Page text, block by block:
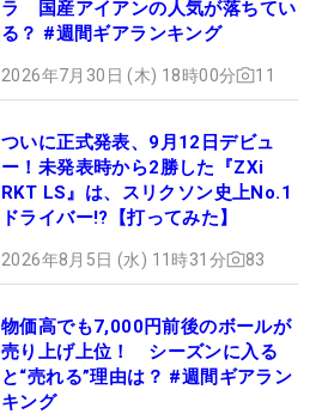
ラ 国産アイアンの人気が落ちてい
る？ #週間ギアランキング
2026年7月30日 (木) 18時00分 11
ついに正式発表、9月12日デビュ
ー！未発表時から2勝した『ZXi
RKT LS』は、スリクソン史上No.1
ドライバー!?【打ってみた】
2026年8月5日 (水) 11時31分 83
物価高でも7,000円前後のボールが
売り上げ上位！ シーズンに入る
と“売れる”理由は？ #週間ギアラン
キング